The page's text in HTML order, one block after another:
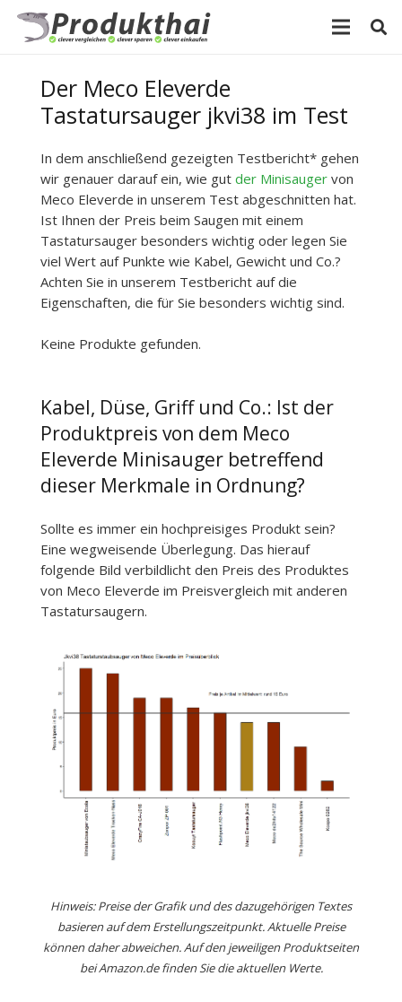
Der Meco Eleverde
Tastatursauger jkvi38 im Test
In dem anschließend gezeigten Testbericht* gehen
wir genauer darauf ein, wie gut der Minisauger von
Meco Eleverde in unserem Test abgeschnitten hat.
Ist Ihnen der Preis beim Saugen mit einem
Tastatursauger besonders wichtig oder legen Sie
viel Wert auf Punkte wie Kabel, Gewicht und Co.?
Achten Sie in unserem Testbericht auf die
Eigenschaften, die für Sie besonders wichtig sind.
Keine Produkte gefunden.
Kabel, Düse, Griff und Co.: Ist der
Produktpreis von dem Meco
Eleverde Minisauger betreffend
dieser Merkmale in Ordnung?
Sollte es immer ein hochpreisiges Produkt sein?
Eine wegweisende Überlegung. Das hierauf
folgende Bild verbildlicht den Preis des Produktes
von Meco Eleverde im Preisvergleich mit anderen
Tastatursaugern.
Hinweis: Preise der Grafik und des dazugehörigen Textes
basieren auf dem Erstellungszeitpunkt. Aktuelle Preise
können daher abweichen. Auf den jeweiligen Produktseiten
bei Amazon.de finden Sie die aktuellen Werte.